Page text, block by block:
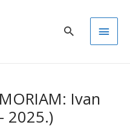
Main
Ivan
2025.)